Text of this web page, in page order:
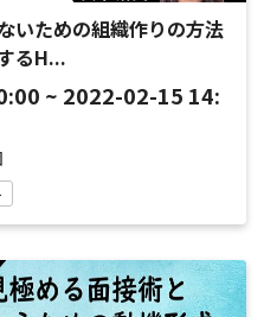
いための組織作りの方法
るH...
~ 2022-02-15 14: